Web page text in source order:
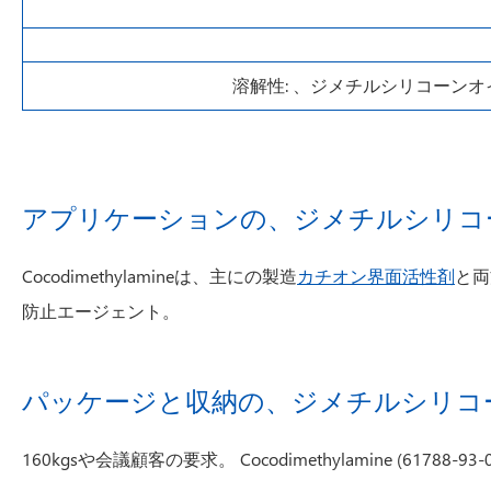
溶解性: 、ジメチルシリコーン
アプリケーションの、ジメチルシリ
Cocodimethylamineは、主にの製造カチオン界面活性剤と
防止エージェント。
パッケージと収納の、ジメチルシリ
160kgsや会議顧客の要求。 Cocodimethylamine (61788-